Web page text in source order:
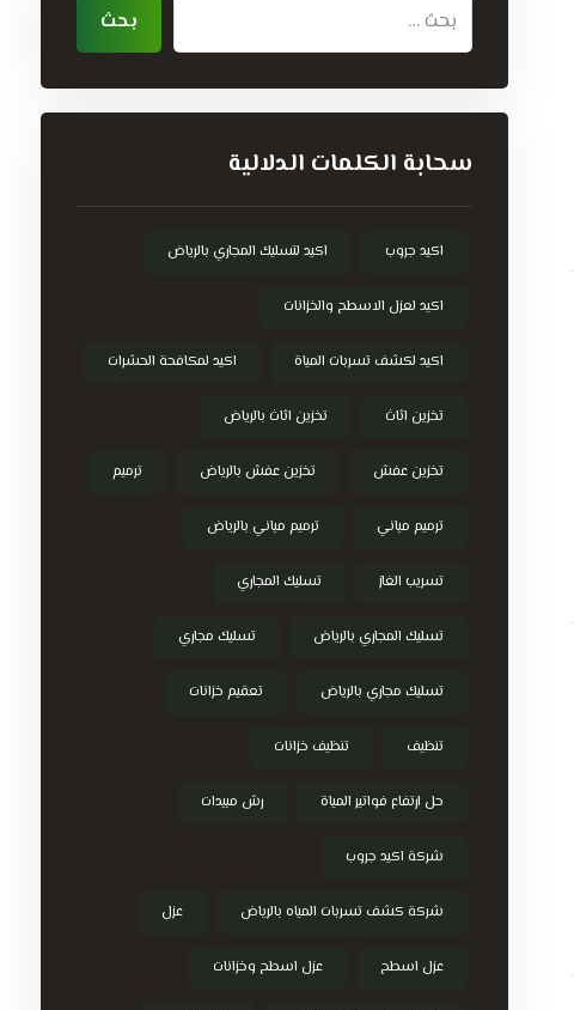
سحابة الكلمات الدلالية
اكيد جروب اكيد لتسليك المجاري بالرياض
اكيد لعزل الاسطح والخزانات
اكيد لكشف تسربات المياة اكيد لمكافحة الحشرات
تخزين اثاث تخزين اثاث بالرياض
تخزين عفش تخزين عفش بالرياض ترميم
ترميم مباني ترميم مباني بالرياض
تسريب الغاز تسليك المجاري
تسليك المجاري بالرياض تسليك مجاري
تسليك مجاري بالرياض تعقيم خزانات
تنظيف تنظيف خزانات
حل ارتفاع فواتير المياة رش مبيدات
شركة اكيد جروب
شركة كشف تسربات المياه بالرياض عزل
عزل اسطح عزل اسطح وخزانات